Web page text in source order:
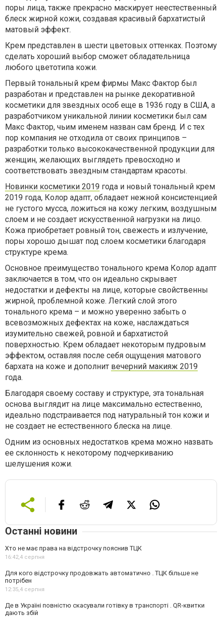
поры лица, также прекрасно маскирует неестественный
блеск жирной кожи, создавая красивый бархатистый
матовый эффект.
Крем представлен в шести цветовых оттенках. Поэтому
сделать хороший выбор сможет обладательница
любого цветотипа кожи.
Первый тональный крем фирмы Макс Фактор был
разработан и представлен на рынке декоративной
косметики для звездных особ еще в 1936 году в США, а
разработчиком уникальной линии косметики был сам
Макс Фактор, чьим именем назван сам бренд. И с тех
пор компания не отходила от своих принципов –
разработки только высококачественной продукции для
женщин, желающих выглядеть превосходно и
соответствовать звездным стандартам красоты.
Новинки косметики 2019 года и новый тональный крем
2019 года, Колор адапт, обладает нежной консистенцией
не густого мусса, ложиться на кожу легким, воздушным
слоем и не создает искусственной нагрузки на лицо.
Кожа приобретает ровный тон, свежесть и излучение,
поры хорошо дышат под слоем косметики благодаря
структуре крема.
Основное преимущество тонального крема Колор адапт
заключается в том, что он идеально скрывает
недостатки и дефекты на лице, которые свойственны
жирной, проблемной коже. Легкий слой этого
тонального крема – и можно уверенно забыть о
всевозможных дефектах на коже, наслаждаться
изумительно свежей, ровной и бархатистой
поверхностью. Крем обладает некоторым пудровым
эффектом, оставляя после себя ощущения матового
бархата на коже и дополнит вечерний макияж 2019
года.
Благодаря своему составу и структуре, эта тональная
основа выглядит на лице максимально естественно,
идеально подстраивается под натуральный тон кожи и
не создает не естественного блеска на лице.
Одним из основных недостатков крема можно назвать
ее склонность к некоторому подчеркиванию
шелушения кожи.
Останні новини
Хто не має права на відстрочку пояснив ТЦК
16:42,4 серпня
Для кого відстрочку продовжать автоматично . ТЦК більше не
потрібен
12:35,4 серпня
Де в Україні повністю скасували готівку в транспорті . QR-квитки
дають збій